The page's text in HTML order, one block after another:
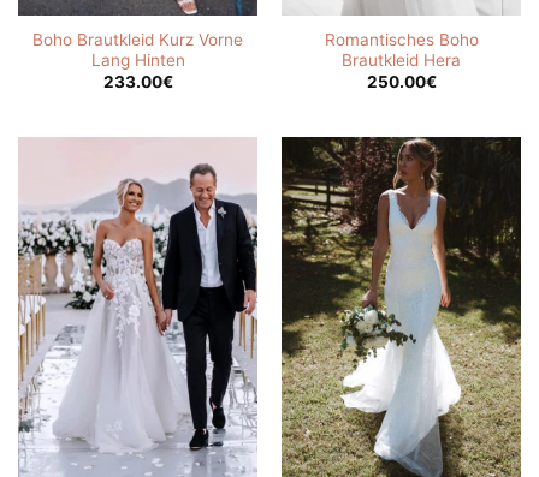
Boho Brautkleid Kurz Vorne
Lang Hinten
233.00€
Romantisches Boho
Brautkleid Hera
250.00€